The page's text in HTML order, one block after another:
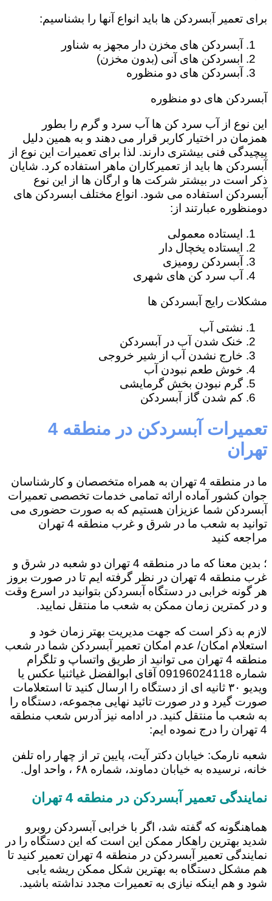
برای تعمیر آبسردکن ها باید انواع آنها را بشناسیم:
آبسردکن های مخزن دار مجهز به شناور
ابسردکن های آنی (بدون مخزن)
آبسردکن های دو منظوره
آبسردکن های دو منظوره
این نوع از آب سرد کن ها آب سرد و گرم را بطور
همزمان در اختیار کاربر قرار می دهند و به همین دلیل
پیچیدگی فنی بیشتری دارند. لذا برای تعمیرات این نوع از
آبسردکن ها باید از تعمیرکاران ماهر استفاده کرد. شایان
ذکر است در بیشتر شرکت ها و ارگان ها از این نوع
آبسردکن استفاده می شود. انواع مختلف ابسردکن های
دومنظوره عبارتند از:
ایستاده معمولی
ایستاده یخچال دار
آبسردکن رومیزی
آب سرد کن های شهری
مشکلات رایج آبسردکن ها
نشتی آب
خنک شدن آب در آبسردکن
خارج نشدن آب از شیر خروجی
خوش طعم نبودن آب
گرم نبودن بخش گرمایشی
کم شدن گاز آبسردکن
تعمیرات آبسردکن در منطقه 4
تهران
ما در منطقه 4 تهران به همراه متخصصان و کارشناسان
جوان کشور آماده ارائه تمامی خدمات تخصصی تعمیرات
آبسردکن شما عزیزان هستیم که به صورت حضوری می
توانید به شعب ما در شرق و غرب منطقه 4 تهران
مراجعه کنید
؛ بدین معنا که ما در منطقه 4 تهران دو شعبه در شرق و
غرب منطقه 4 تهران در نظر گرفته ایم تا در صورت بروز
هر گونه خرابی در دستگاه آبسردکن بتوانید در اسرع وقت
و در کمترین زمان ممکن به شعب ما منتقل نمایید.
لازم به ذکر است که جهت مدیریت بهتر زمان خود و
استعلام امکان/ عدم امکان تعمیر آبسردکن شما در شعب
منطقه 4 تهران می توانید از طریق واتساپ و تلگرام
شماره 09196024118 آقای ابوالفضل غیاثنیا عکس یا
ویدیو ۳۰ ثانیه ای از دستگاه را ارسال کنید تا استعلامات
صورت گیرد و در صورت تائید نهایی مجموعه، دستگاه را
به شعب ما منتقل کنید. در ادامه نیز آدرس شعب منطقه
4 تهران را درج نموده ایم:
شعبه نارمک: خیابان دکتر آیت، پایین تر از چهار راه تلفن
خانه، نرسیده به خیابان دماوند، شماره ۶۸ ، واحد اول.
نمایندگی تعمیر آبسردکن در منطقه 4 تهران
هماهنگونه که گفته شد، اگر با خرابی آبسردکن روبرو
شدید بهترین راهکار ممکن این است که این دستگاه را در
نمایندگی تعمیر آبسردکن در منطقه 4 تهران تعمیر کنید تا
هم مشکل دستگاه به بهترین شکل ممکن ریشه یابی
شود و هم اینکه نیازی به تعمیرات مجدد نداشته باشید.